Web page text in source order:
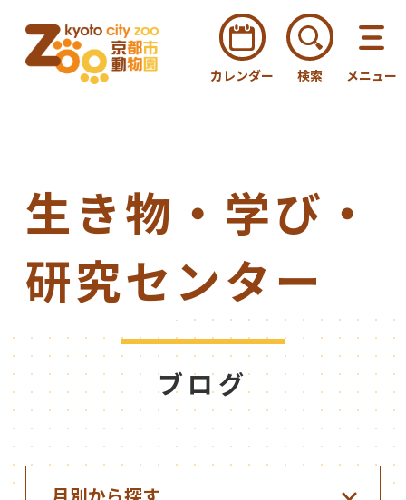
カレンダー 検索 メニュー
生き物・学び・
研究センター
ブログ